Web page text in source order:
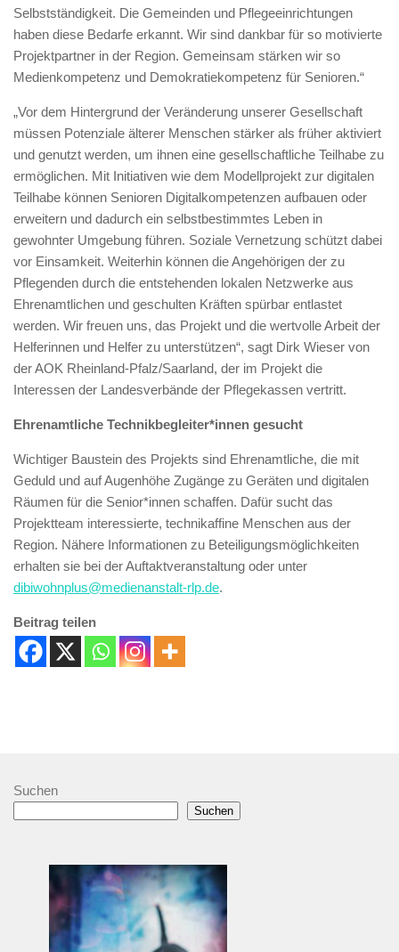
Selbstständigkeit. Die Gemeinden und Pflegeeinrichtungen
haben diese Bedarfe erkannt. Wir sind dankbar für so motivierte
Projektpartner in der Region. Gemeinsam stärken wir so
Medienkompetenz und Demokratiekompetenz für Senioren.“
„Vor dem Hintergrund der Veränderung unserer Gesellschaft
müssen Potenziale älterer Menschen stärker als früher aktiviert
und genutzt werden, um ihnen eine gesellschaftliche Teilhabe zu
ermöglichen. Mit Initiativen wie dem Modellprojekt zur digitalen
Teilhabe können Senioren Digitalkompetenzen aufbauen oder
erweitern und dadurch ein selbstbestimmtes Leben in
gewohnter Umgebung führen. Soziale Vernetzung schützt dabei
vor Einsamkeit. Weiterhin können die Angehörigen der zu
Pflegenden durch die entstehenden lokalen Netzwerke aus
Ehrenamtlichen und geschulten Kräften spürbar entlastet
werden. Wir freuen uns, das Projekt und die wertvolle Arbeit der
Helferinnen und Helfer zu unterstützen“, sagt Dirk Wieser von
der AOK Rheinland-Pfalz/Saarland, der im Projekt die
Interessen der Landesverbände der Pflegekassen vertritt.
Ehrenamtliche Technikbegleiter*innen gesucht
Wichtiger Baustein des Projekts sind Ehrenamtliche, die mit
Geduld und auf Augenhöhe Zugänge zu Geräten und digitalen
Räumen für die Senior*innen schaffen. Dafür sucht das
Projektteam interessierte, technikaffine Menschen aus der
Region. Nähere Informationen zu Beteiligungsmöglichkeiten
erhalten sie bei der Auftaktveranstaltung oder unter
dibiwohnplus@medienanstalt-rlp.de.
Beitrag teilen
Suchen
Suchen